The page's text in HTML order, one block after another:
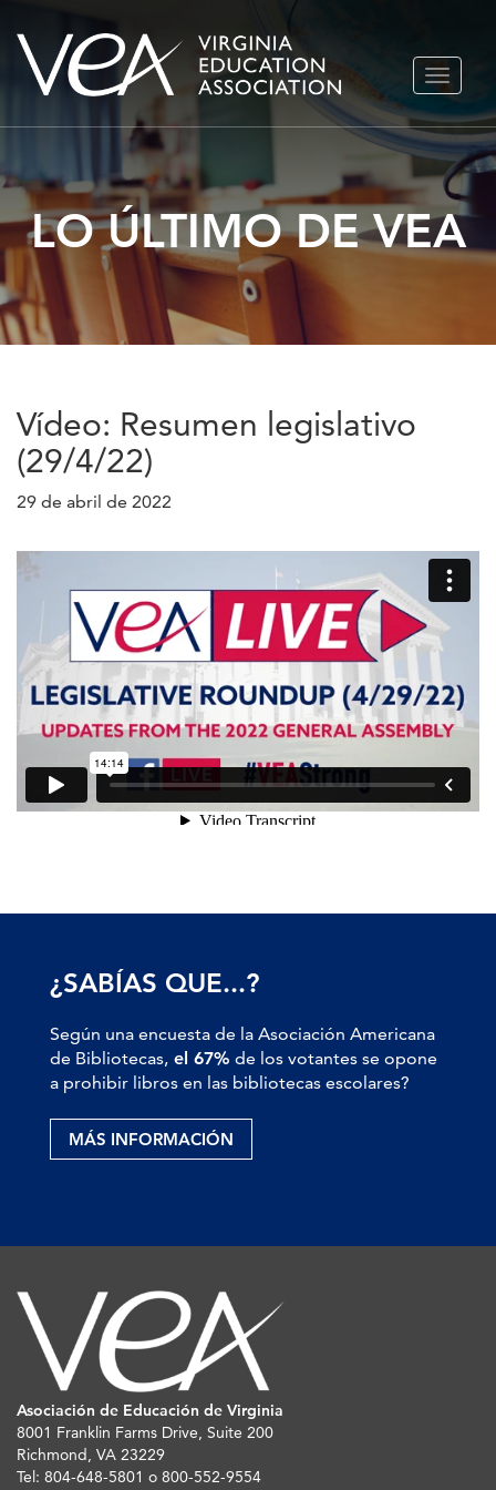
Ir
LO ÚLTIMO DE VEA
Vídeo: Resumen legislativo
(29/4/22)
29 de abril de 2022
¿SABÍAS QUE...?
Según una encuesta de la Asociación Americana
de Bibliotecas, el 67% de los votantes se opone
a prohibir libros en las bibliotecas escolares?
MÁS INFORMACIÓN
Asociación de Educación de Virginia
8001 Franklin Farms Drive, Suite 200
Richmond, VA 23229
Tel: 804-648-5801 o 800-552-9554